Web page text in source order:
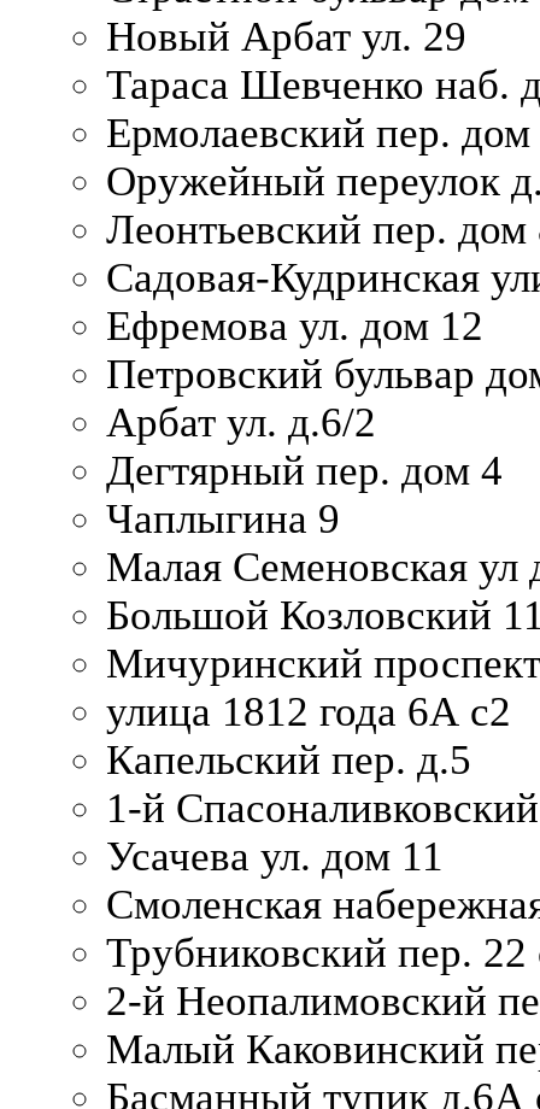
Новый Арбат ул. 29
Тараса Шевченко наб.
Ермолаевский пер. дом
Оружейный переулок
Леонтьевский пер. дом
Садовая-Кудринская
Ефремова ул. дом 12
Петровский бульвар
Арбат ул. д.6/2
Дегтярный пер. дом 4
Чаплыгина 9
Малая Семеновская ул
Большой Козловский
Мичуринский
улица 1812 года 6А с2
Капельский пер. д.5
1-й
Усачева ул. дом 11
Смоленская
Трубниковский пер. 22
2-й Неопалимовский
Малый Каковинский
Басманный тупик д.6А